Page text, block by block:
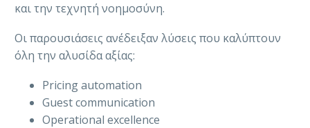
και την τεχνητή νοημοσύνη.
Οι παρουσιάσεις ανέδειξαν λύσεις που καλύπτουν
όλη την αλυσίδα αξίας:
Pricing automation
Guest communication
Operational excellence